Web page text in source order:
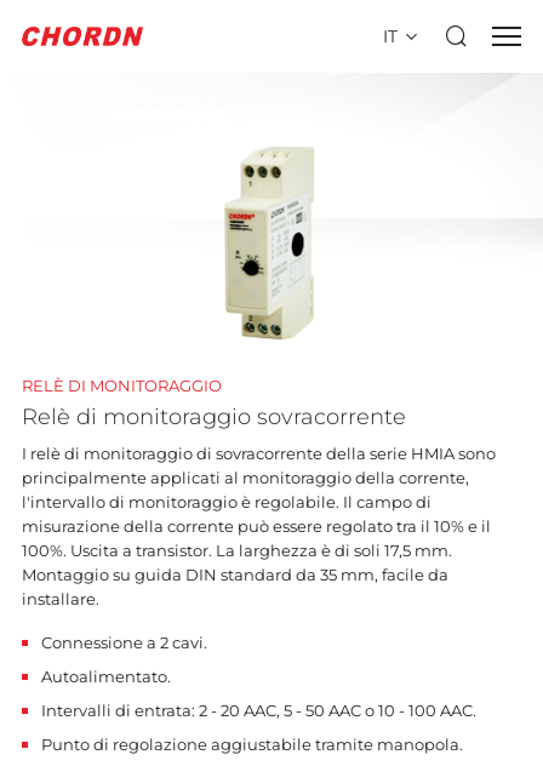
IT
RELÈ DI MONITORAGGIO
Relè di monitoraggio sovracorrente
I relè di monitoraggio di sovracorrente della serie HMIA sono
principalmente applicati al monitoraggio della corrente,
l'intervallo di monitoraggio è regolabile. Il campo di
misurazione della corrente può essere regolato tra il 10% e il
100%. Uscita a transistor. La larghezza è di soli 17,5 mm.
Montaggio su guida DIN standard da 35 mm, facile da
installare.
Connessione a 2 cavi.
Autoalimentato.
Intervalli di entrata: 2 - 20 AAC, 5 - 50 AAC o 10 - 100 AAC.
Punto di regolazione aggiustabile tramite manopola.